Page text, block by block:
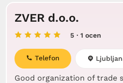
ZVER d.o.o.
5 · 1 ocen
Good organization of trade
Telefon